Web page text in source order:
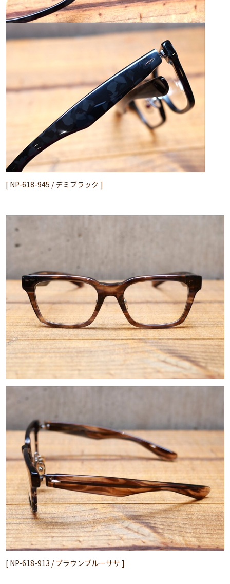
[ NP-618-945 / デミブラック ]
[ NP-618-913 / ブラウンブルーササ ]